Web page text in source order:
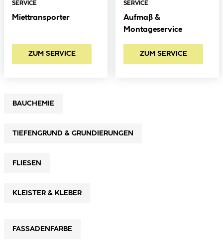
SERVICE
Miettransporter
ZUM SERVICE
SERVICE
Aufmaß &
Montageservice
ZUM SERVICE
BAUCHEMIE
TIEFENGRUND & GRUNDIERUNGEN
FLIESEN
KLEISTER & KLEBER
FASSADENFARBE